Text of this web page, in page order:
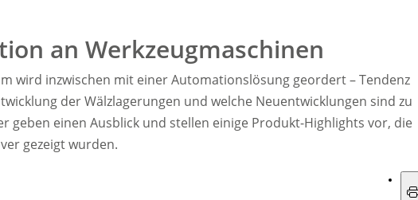
an Werkzeugmaschinen
wird inzwischen mit einer Automationslösung geordert – Tendenz
der Wälzlagerungen und welche Neuentwicklungen sind zu
geben einen Ausblick und stellen einige Produkt-Highlights vor, die
gezeigt wurden.